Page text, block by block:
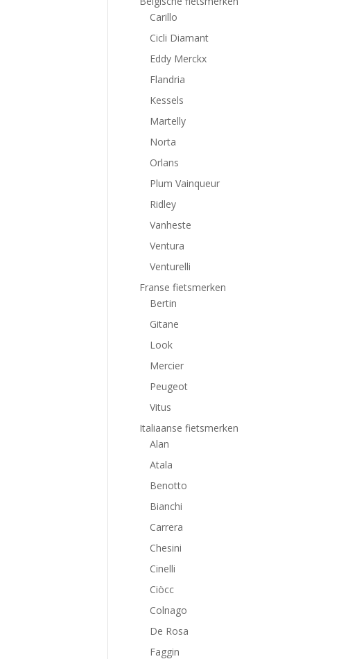
Carillo
Cicli Diamant
Eddy Merckx
Flandria
Kessels
Martelly
Norta
Orlans
Plum Vainqueur
Ridley
Vanheste
Ventura
Venturelli
Franse fietsmerken
Bertin
Gitane
Look
Mercier
Peugeot
Vitus
Italiaanse fietsmerken
Alan
Atala
Benotto
Bianchi
Carrera
Chesini
Cinelli
Ciöcc
Colnago
De Rosa
Faggin